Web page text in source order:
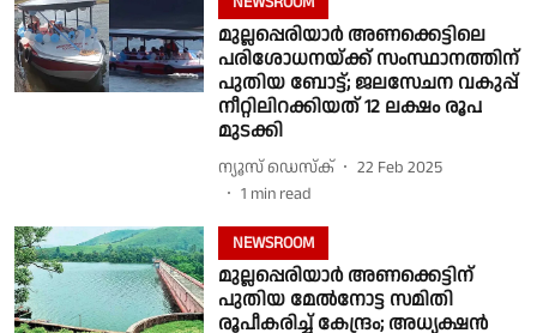
മുല്ലപ്പെരിയാർ അണക്കെട്ടിലെ
പരിശോധനയ്ക്ക് സംസ്ഥാനത്തിന്
പുതിയ ബോട്ട്; ജലസേചന വകുപ്പ്
നീറ്റിലിറക്കിയത് 12 ലക്ഷം രൂപ
മുടക്കി
ന്യൂസ് ഡെസ്ക്
22 Feb 2025
1 min read
NEWSROOM
മുല്ലപ്പെരിയാര്‍ അണക്കെട്ടിന്
പുതിയ മേല്‍നോട്ട സമിതി
രൂപീകരിച്ച് കേന്ദ്രം; അധ്യക്ഷന്‍